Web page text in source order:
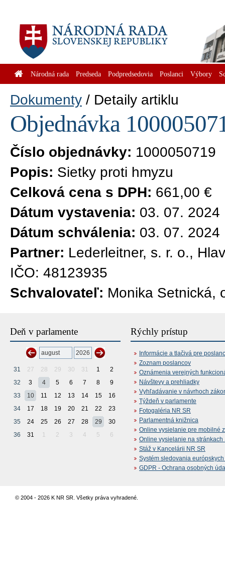
Národná rada Predseda Podpredsedovia Poslanci Výbory
Dokumenty Detaily artiklu
Objednávka
Číslo objednávky: 1000050719
Popis: Sietky proti hmyzu
Celková cena s DPH: 661,00 €
Dátum vystavenia: 03. 07. 2024
Dátum schválenia: 03. 07. 2024
Partner: Lederleitner, s. r. o.,
IČO: 48123935
Schvalovateľ: Monika Setnická,
Deň v parlamente
31 27 28 29 30 31 1
2
32
3 4 5 6 7 8
9
33
10 11 12 13 14 15
16
34
17 18 19 20 21 22
23
35
24 25 26 27 28 29
30
36
31 1 2 3 4 5 6
Rýchly prístup
Informácie a tlačivá pre
Zoznam poslancov
Oznámenia verejných
Návštevy a prehliadky
Vyhľadávanie v návrhoch
Týždeň v parlamente
Fotogaléria NR SR
Parlamentná knižnica
Online vysielanie pre mobilné
Online vysielanie na stránkach
Stáž v Kancelárii NR SR
Systém sledovania
GDPR - Ochrana osobných
© 2004 - 2026 K NR SR. Všetky práva vyhradené.